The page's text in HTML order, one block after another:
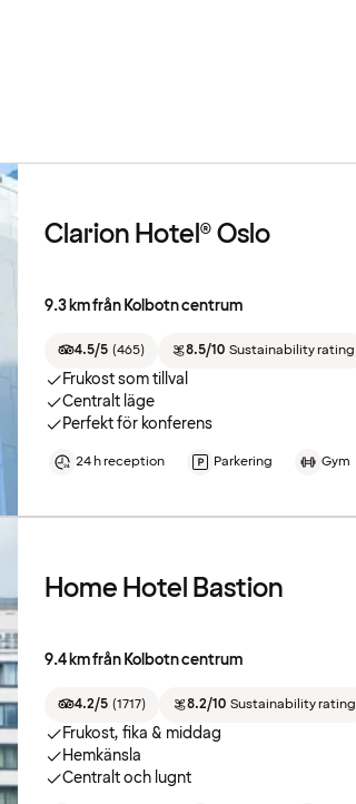
Clarion Hotel® Oslo
9.3 km från Kolbotn centrum
4.5/5 (465) 8.5/10 Sustainability rating
Frukost som tillval
Centralt läge
Perfekt för konferens
24 h reception Parkering Gym
Home Hotel Bastion
9.4 km från Kolbotn centrum
4.2/5 (1717) 8.2/10 Sustainability rating
Frukost, fika & middag
Hemkänsla
Centralt och lugnt